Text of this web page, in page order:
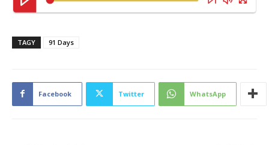
TAGY 91 Days
Facebook Twitter WhatsApp